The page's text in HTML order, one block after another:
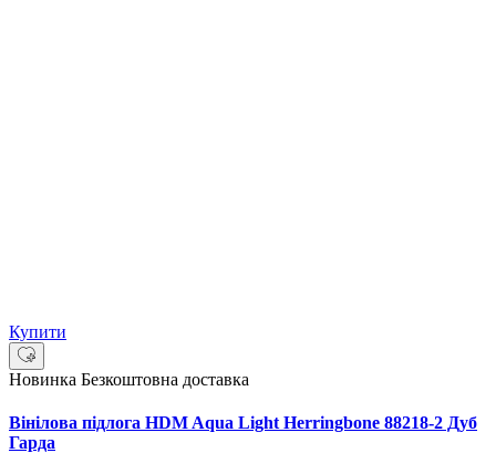
Купити
Новинка Безкоштовна доставка
Вінілова підлога HDM Aqua Light Herringbone 88218-2 Дуб
Гарда